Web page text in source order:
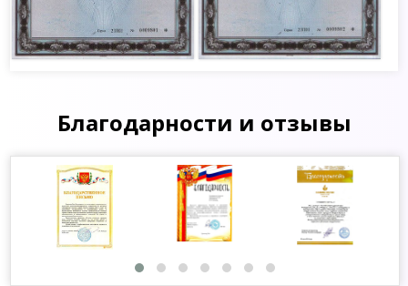
Благодарности и отзывы